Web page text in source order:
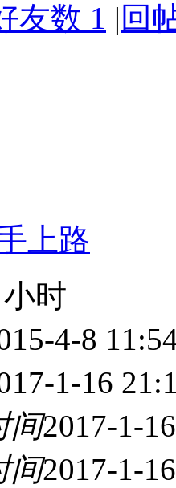
友数 1 | 回
上路
时
4-8
1-16
间2017-1-
间2017-1-